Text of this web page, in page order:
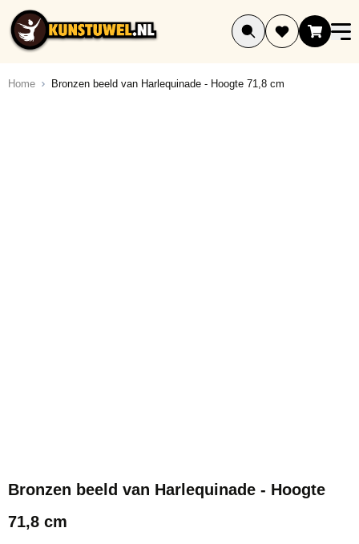
Ga naar de inhoud
Home Bronzen beeld van Harlequinade - Hoogte 71,8 cm
Bronzen beeld van Harlequinade - Hoogte
71,8 cm